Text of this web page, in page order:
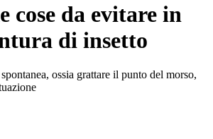
cose da evitare in
di insetto
ossia grattare il punto del morso,